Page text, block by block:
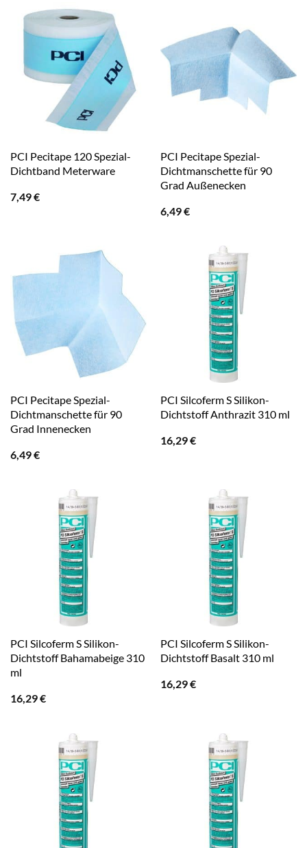
PCI Pecitape 120 Spezial-
Dichtband Meterware
7,49€
PCI Pecitape Spezial-
Dichtmanschette für 90
Grad Außenecken
6,49€
PCI Pecitape Spezial-
Dichtmanschette für 90
Grad Innenecken
6,49€
PCI Silcoferm S Silikon-
Dichtstoff Anthrazit 310 ml
16,29€
PCI Silcoferm S Silikon-
Dichtstoff Bahamabeige 310
ml
16,29€
PCI Silcoferm S Silikon-
Dichtstoff Basalt 310 ml
16,29€